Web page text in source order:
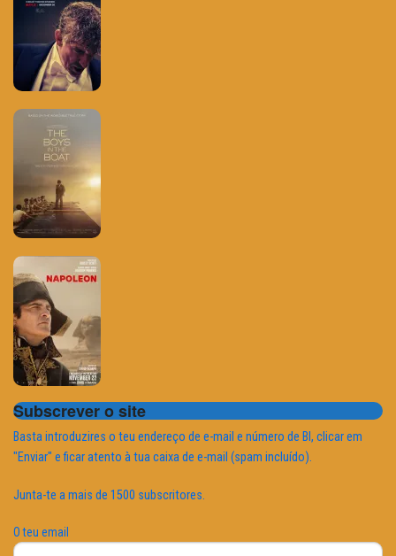
Subscrever o site
Basta introduzires o teu endereço de e-mail e número de BI, clicar em
"Enviar" e ficar atento à tua caixa de e-mail (spam incluído).
Junta-te a mais de 1500 subscritores.
O teu email